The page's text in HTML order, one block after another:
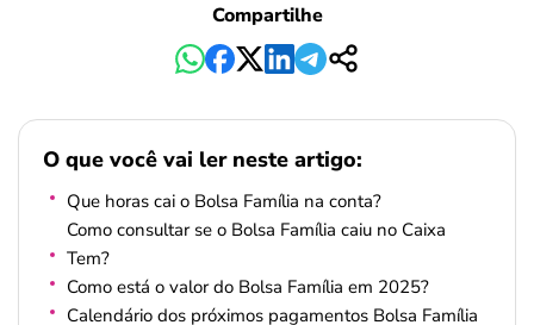
Compartilhe
O que você vai ler neste artigo:
Que horas cai o Bolsa Família na conta?
Como consultar se o Bolsa Família caiu no Caixa
Tem?
Como está o valor do Bolsa Família em 2025?
Calendário dos próximos pagamentos Bolsa Família